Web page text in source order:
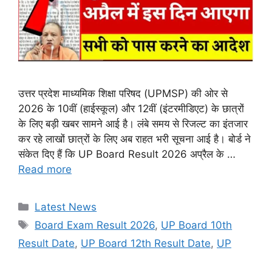
उत्तर प्रदेश माध्यमिक शिक्षा परिषद (UPMSP) की ओर से
2026 के 10वीं (हाईस्कूल) और 12वीं (इंटरमीडिएट) के छात्रों
के लिए बड़ी खबर सामने आई है। लंबे समय से रिजल्ट का इंतजार
कर रहे लाखों छात्रों के लिए अब राहत भरी सूचना आई है। बोर्ड ने
संकेत दिए हैं कि UP Board Result 2026 अप्रैल के …
Read more
Categories
Latest News
Tags
Board Exam Result 2026, UP Board 10th
Result Date, UP Board 12th Result Date, UP